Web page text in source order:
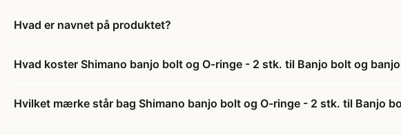
Hvad er navnet på produktet?
Hvad koster Shimano banjo bolt og O-ringe - 2 stk. til Banjo bolt og
Hvilket mærke står bag Shimano banjo bolt og O-ringe - 2 stk. til Banjo